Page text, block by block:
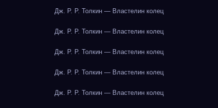
Дж. Р. Р. Толкин — Властелин колец
Дж. Р. Р. Толкин — Властелин колец
Дж. Р. Р. Толкин — Властелин колец
Дж. Р. Р. Толкин — Властелин колец
Дж. Р. Р. Толкин — Властелин колец